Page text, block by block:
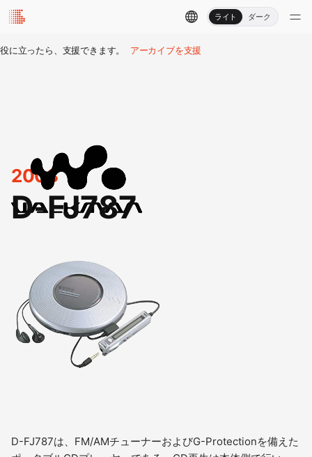
ライト ダーク
役に立ったら、支援できます。 アーカイブを支援
2003
D-FJ787
D-FJ787は、FM/AMチューナーおよびG-Protectionを備えた